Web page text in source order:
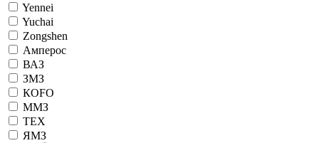
Yennei
Yuchai
Zongshen
Амперос
ВАЗ
ЗМЗ
КОFO
ММЗ
ТЕХ
ЯМЗ